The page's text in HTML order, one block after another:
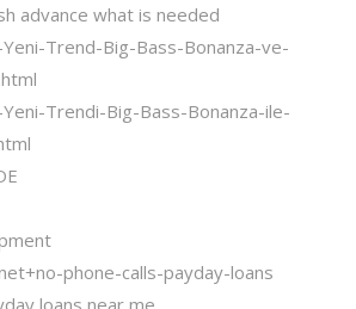
advance what is needed
Yeni-Trend-Big-Bass-Bonanza-ve-
Yeni-Trendi-Big-Bass-Bonanza-ile-
phone-calls-payday-loans
loans near me